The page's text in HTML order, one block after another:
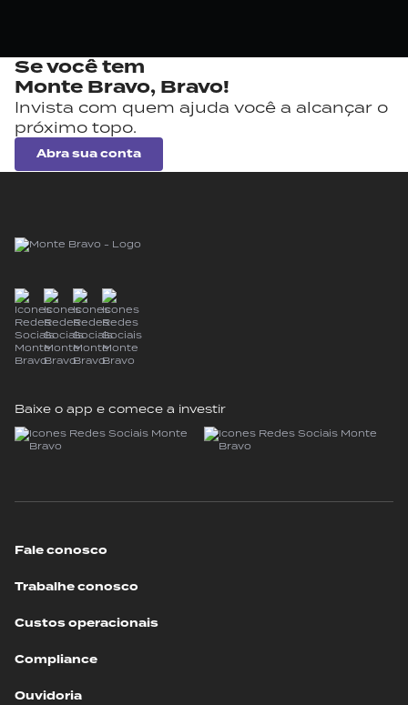
Se você tem
Monte Bravo, Bravo!
Invista com quem ajuda você a alcançar o
próximo topo.
Abra sua conta
Baixe o app e comece a investir
Fale conosco
Trabalhe conosco
Custos operacionais
Compliance
Ouvidoria